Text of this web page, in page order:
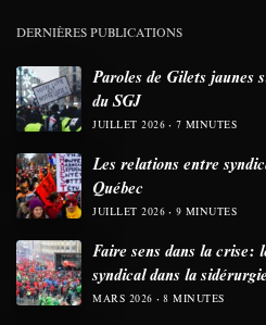
DERNIÈRES PUBLICATIONS
Paroles de Gilets jaunes
du SGJ
JUILLET 2026 7 MINUTES
Les relations entre
Québec
JUILLET 2026 9 MINUTES
Faire sens dans la crise:
syndical dans la
MARS 2026 8 MINUTES